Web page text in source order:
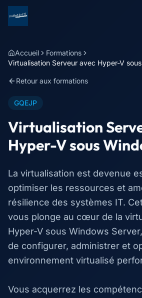
Accueil
Formations
Virtualisation Serveur avec Hyper-V
Retour aux formations
GQEJP
Virtualisation
Hyper-V sous
La virtualisation est devenue
optimiser les ressources et
résilience des systèmes IT.
vous plonge au cœur de la
Hyper-V sous Windows
de configurer, administrer et
environnement virtualisé
Vous acquerrez les